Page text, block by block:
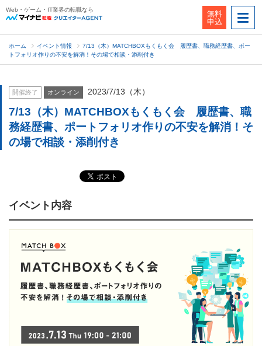
Web・ゲーム・IT業界の転職なら
無料
申込
ホーム イベント情報
7/13（木）MATCHBOXもくもく会 履歴書、職務経歴書、ポー
トフォリオ作りの不安を解消！その場で相談・添削付き
開催終了 オンライン 2023/7/13（木）
7/13（木）MATCHBOXもくもく会 履歴書、職
務経歴書、ポートフォリオ作りの不安を解消！そ
の場で相談・添削付き
イベント内容